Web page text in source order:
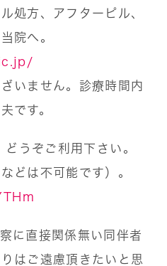
処方、アフターピル、
院へ。
いません。診療時間内
です。
うぞご利用下さい。
どは不可能です）。
に直接関係無い同伴者
はご遠慮頂きたいと思